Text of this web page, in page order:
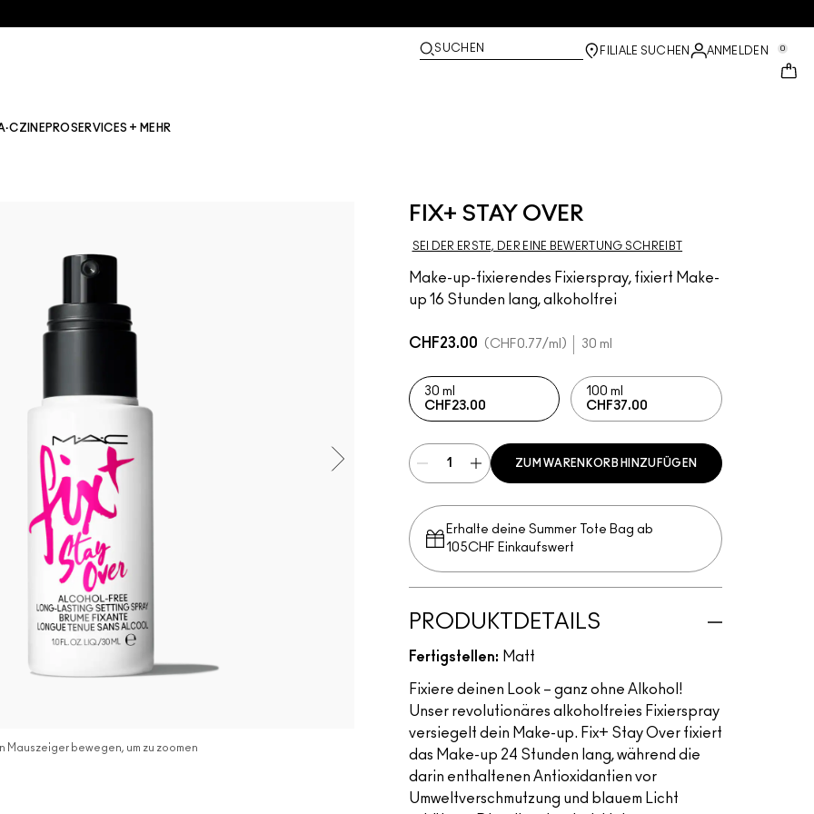
SUCHEN FILIALE SUCHEN ANMELDEN 0
PROSERVICES + MEHR
FIX+ STAY OVER
SEI DER ERSTE, DER EINE BEWERTUNG SCHREIBT
Make-up-fixierendes Fixierspray, fixiert Make-
up 16 Stunden lang, alkoholfrei
Mauszeiger bewegen, um zu zoomen
CHF23.00 CHF0.77/ml 30 ml
30 ml
CHF23.00
100 ml
CHF37.00
ZUM WARENKORB HINZUFÜGEN
Erhalte deine Summer Tote Bag ab
105CHF Einkaufswert​
PRODUKTDETAILS
Fertigstellen: Matt
Fixiere deinen Look – ganz ohne Alkohol!
Unser revolutionäres alkoholfreies Fixierspray
versiegelt dein Make-up. Fix+ Stay Over fixiert
das Make-up 24 Stunden lang, während die
darin enthaltenen Antioxidantien vor
Umweltverschmutzung und blauem Licht